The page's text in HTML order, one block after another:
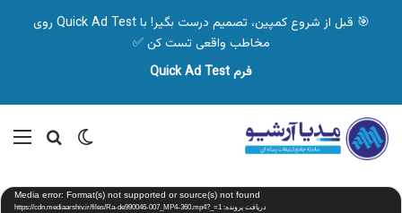
🎯 قبل از شروع کمپین، تصمیم درست بگیر! با Quick Ad Test روی
مخاطب واقعی تست کن ✅
فرم Quick Ad Test
تغییر پوسته
نمایشگر
ویدیو Media error: Format(s) not supported or source(s) not found
دریافت پرونده: https://cdn.mediaarshiv.ir/files/Ra-de990046-007_MP4-360.mp4?_=1